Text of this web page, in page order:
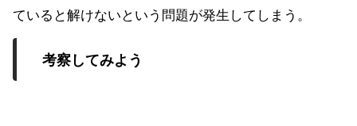
ていると解けないという問題が発生してしまう。
考察してみよう